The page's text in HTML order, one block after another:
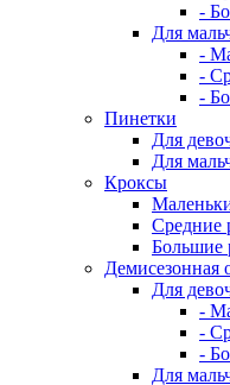
-
Для
-
-
-
Пинетки
Для
Для
Кроксы
Средние
Большие
Демисезонная
Для
-
-
-
Для